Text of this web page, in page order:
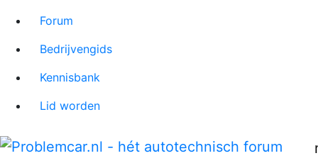
Forum
Bedrijvengids
Kennisbank
Lid worden